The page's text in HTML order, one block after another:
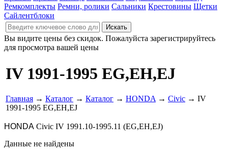
Ремкомплекты Ремни, ролики Сальники Крестовины Щетки
Сайлентблоки
Вы видите цены без скидок. Пожалуйста зарегистрируйтесь
для просмотра вашей цены
IV 1991-1995 EG,EH,EJ
Главная → Каталог → Каталог → HONDA → Civic → IV
1991-1995 EG,EH,EJ
HONDA Civic IV 1991.10-1995.11 (EG,EH,EJ)
Данные не найдены